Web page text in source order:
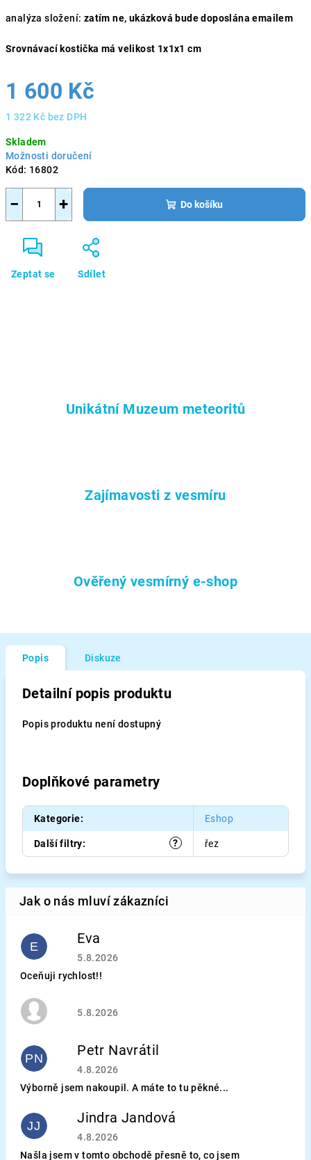
analýza složení: zatím ne, ukázková bude doposlána emailem
Srovnávací kostička má velikost 1x1x1 cm
1 600 Kč
1 322 Kč bez DPH
cena:
Skladem
Možnosti doručení
Kód: 16802
+
− Do košíku
Zeptat se Sdílet
Unikátní Muzeum meteoritů
Zajímavosti z vesmíru
Ověřený vesmírný e-shop
Popis Diskuze
Detailní popis produktu
Popis produktu není dostupný
Doplňkové parametry
Kategorie: Eshop
?
Další filtry: řez
E Eva
Hodnocení obchodu je 5 z 5 hvězdiček.
5.8.2026
Oceňuji rychlost!!
Hodnocení obchodu je 5 z 5 hvězdiček.
5.8.2026
PN Petr Navrátil
Hodnocení obchodu je 5 z 5 hvězdiček.
4.8.2026
Výborně jsem nakoupil. A máte to tu pěkné...
JJ Jindra Jandová
Hodnocení obchodu je 5 z 5 hvězdiček.
4.8.2026
Našla jsem v tomto obchodě přesně to, co jsem